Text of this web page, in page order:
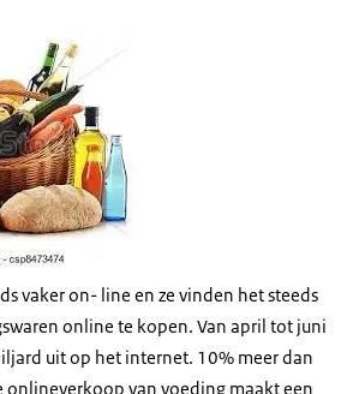
vaker on- line en ze vinden het steeds
online te kopen. Van april tot juni
uit op het internet. 10% meer dan
onlineverkoop van voeding maakt een